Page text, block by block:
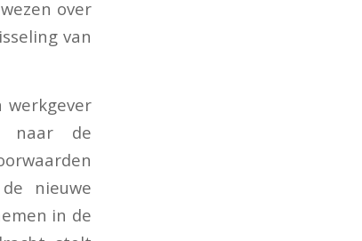
over
van
werkgever
naar de
nieuwe
in de